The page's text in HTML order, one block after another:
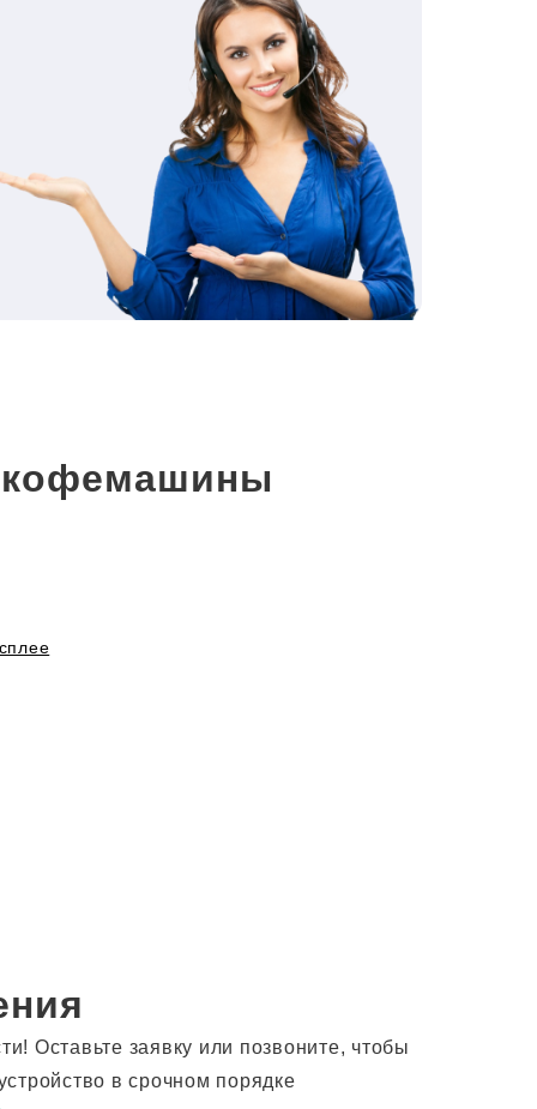
кофемашины
Оставьте заявку или позвоните, чтобы
в срочном порядке